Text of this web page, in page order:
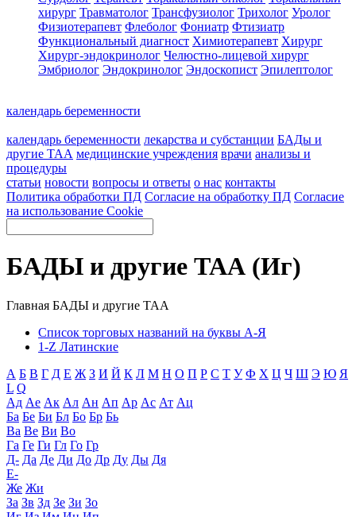
хирург Травматолог Трансфузиолог Трихолог Уролог
Физиотерапевт Флеболог Фониатр Фтизиатр
Функциональный диагност Химиотерапевт Хирург
Хирург-эндокринолог Челюстно-лицевой хирург
Эмбриолог Эндокринолог Эндоскопист Эпилептолог
календарь беременности
календарь беременности лекарства и субстанции БАДы и
другие ТАА медицинские учреждения врачи анализы и
процедуры
статьи новости вопросы и ответы о нас контакты
Политика обработки ПД Согласие на обработку ПД Согласие
на использование Cookie
БАДЫ и другие ТАА (Иг)
Главная БАДЫ и другие ТАА
Список торговых названий на буквы А-Я
1-Z Латинские
А Б В Г Д Е Ж З И Й К Л М Н О П Р С Т У Ф Х Ц Ч Ш Э Ю Я
L Q
Ад Ае Ак Ал Ан Ап Ар Ас Ат Ац
Ба Бе Би Бл Бо Бр Бь
Ва Ве Ви Во
Га Ге Ги Гл Го Гр
Д- Да Де Ди До Др Ду Ды Дя
Е-
Же Жи
За Зв Зд Зе Зи Зо